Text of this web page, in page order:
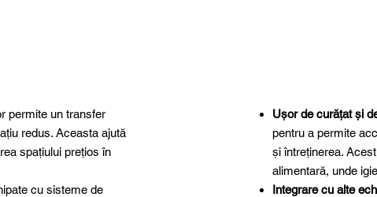
permite un transfer
redus. Aceasta ajută
spațiului prețios în
cu sisteme de
Ușor de curățat și
pentru a permite
și întreținerea.
alimentară, unde
Integrare cu alte